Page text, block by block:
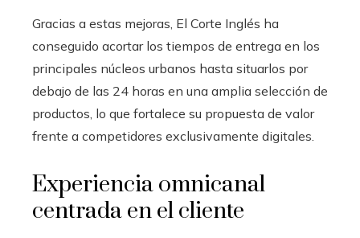
Gracias a estas mejoras, El Corte Inglés ha
conseguido acortar los tiempos de entrega en los
principales núcleos urbanos hasta situarlos por
debajo de las 24 horas en una amplia selección de
productos, lo que fortalece su propuesta de valor
frente a competidores exclusivamente digitales.
Experiencia omnicanal
centrada en el cliente